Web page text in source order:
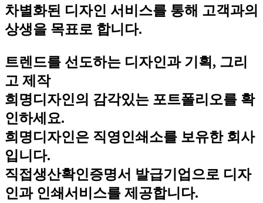
차별화된 디자인 서비스를 통해 고객과의
상생을 목표로 합니다.
트렌드를 선도하는 디자인과 기획, 그리
고 제작
희명디자인의 감각있는 포트폴리오를 확
인하세요.
희명디자인은 직영인쇄소를 보유한 회사
입니다.
직접생산확인증명서 발급기업으로 디자
인과 인쇄서비스를 제공합니다.